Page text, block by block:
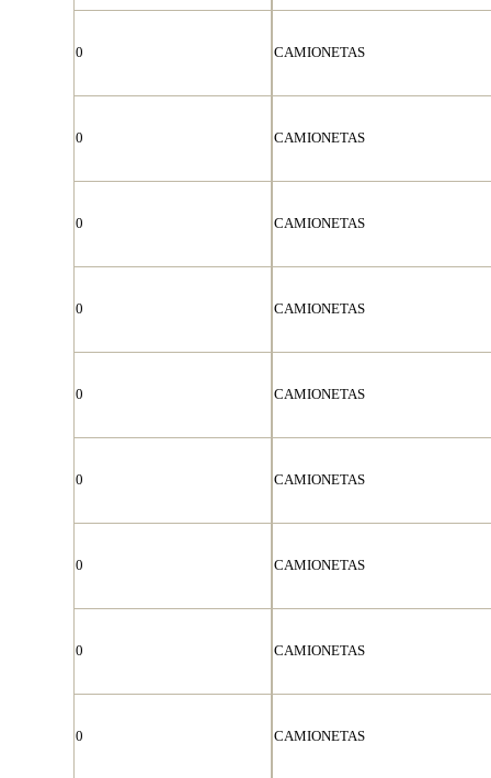
0 CAMIONETAS
0 CAMIONETAS
0 CAMIONETAS
0 CAMIONETAS
0 CAMIONETAS
0 CAMIONETAS
0 CAMIONETAS
0 CAMIONETAS
0 CAMIONETAS